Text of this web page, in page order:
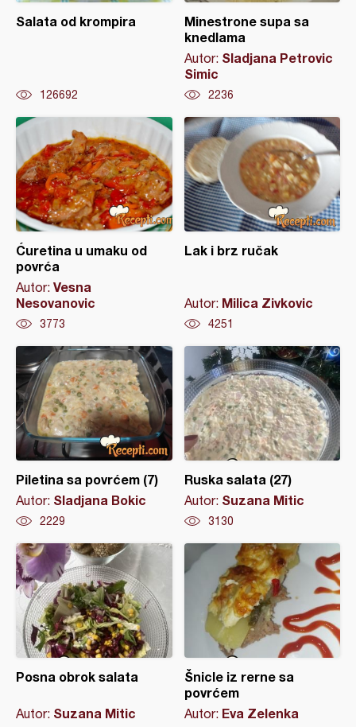
Salata od krompira
126692
Minestrone supa sa
knedlama
Autor: Sladjana Petrovic
Simic
2236
Ćuretina u umaku od
povrća
Autor: Vesna
Nesovanovic
3773
Lak i brz ručak
Autor: Milica Zivkovic
4251
Piletina sa povrćem (7)
Autor: Sladjana Bokic
2229
Ruska salata (27)
Autor: Suzana Mitic
3130
Posna obrok salata
Autor: Suzana Mitic
Šnicle iz rerne sa
povrćem
Autor: Eva Zelenka